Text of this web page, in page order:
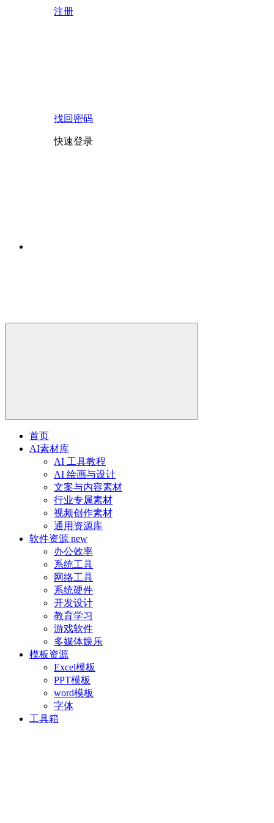
注册
找回密码
快速登录
首页
AI素材库
AI 工具教程
AI 绘画与设计
文案与内容素材
行业专属素材
视频创作素材
通用资源库
软件资源 new
办公效率
系统工具
网络工具
系统硬件
开发设计
教育学习
游戏软件
多媒体娱乐
模板资源
Excel模板
PPT模板
word模板
字体
工具箱